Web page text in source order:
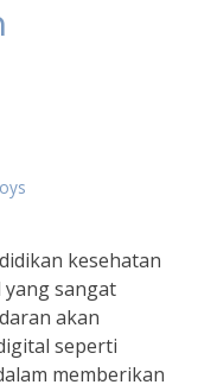
kesehatan
sangat
akan
seperti
memberikan